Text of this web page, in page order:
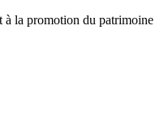
à la promotion du patrimoine